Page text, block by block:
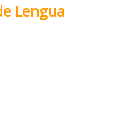
Lengua